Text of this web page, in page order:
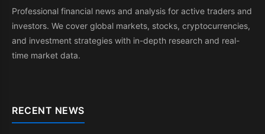
Professional financial news and analysis for active traders and
investors. We cover global markets, stocks, cryptocurrencies,
and investment strategies with in-depth research and real-
time market data.
RECENT NEWS